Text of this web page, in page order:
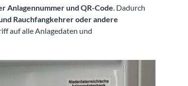
Anlagennummer und QR-Code
. Dadurch
Rauchfangkehrer oder andere
auf alle Anlagedaten und